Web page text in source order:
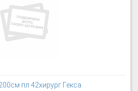
пл 42хирург Гекса